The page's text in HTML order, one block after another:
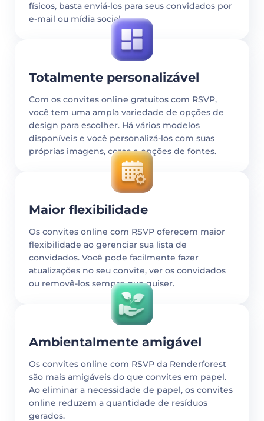
físicos, basta enviá-los para seus convidados por
e-mail ou mídia social.
Totalmente personalizável
Com os convites online gratuitos com RSVP,
você tem uma ampla variedade de opções de
design para escolher. Há vários modelos
disponíveis e você personalizá-los com suas
próprias imagens, cores e opções de fontes.
Maior flexibilidade
Os convites online com RSVP oferecem maior
flexibilidade ao gerenciar sua lista de
convidados. Você pode facilmente fazer
atualizações no seu convite, ver os convidados
ou removê-los sempre que quiser.
Ambientalmente amigável
Os convites online com RSVP da Renderforest
são mais amigáveis do que convites em papel.
Ao eliminar a necessidade de papel, os convites
online reduzem a quantidade de resíduos
gerados.